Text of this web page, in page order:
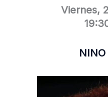
Viernes,